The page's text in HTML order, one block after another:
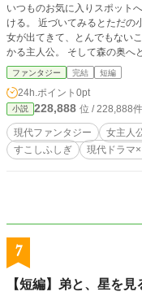
いつものお気に入りスポット
ける。 近づいてみるとただの
女が出てきて、とんでもない
かる主人公。 そして森の奥へ
ような光景を目にする。 ◆こちらは2024年12月6日にカクヨムにて投稿した短
編です。
ファンタジー 完結 短編
24h.ポイント 0pt
小説 228,888 位 / 228,888件
現代ファンタジー 女主人
すこしふしぎ
現代ドラマ
7
【短編】弟と、星を